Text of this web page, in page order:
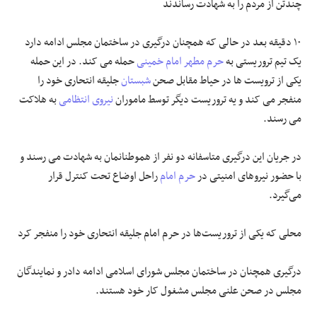
چندتن از مردم را به شهادت رساندند
۱۰ دقیقه بعد در حالی که همچنان درگیری در ساختمان مجلس ادامه دارد
یک تیم تروریستی بهحرم مطهر امام خمینیحمله می کند. در این حمله
یکی از ترویست ها در حیاط مقابل صحنشبستانجلیقه انتحاری خود را
منفجر می کند و یه تروریست دیگر توسط ماموراننیروی انتظامیبه هلاکت
می رسند.
در جریان این درگیری متاسفانه دو نفر از هموطنانمان به شهادت می رسند و
با حضور نیروهای امنیتی درحرم امامراحل اوضاع تحت کنترل قرار
می‌گیرد.
محلی که یکی از تروریست‌ها در حرم امام جلیقه انتحاری خود را منفجر کرد
درگیری همچنان در ساختمان مجلس شورای اسلامی ادامه دادر و نمایندگان
مجلس در صحن علنی مجلس مشغول کار خود هستند.